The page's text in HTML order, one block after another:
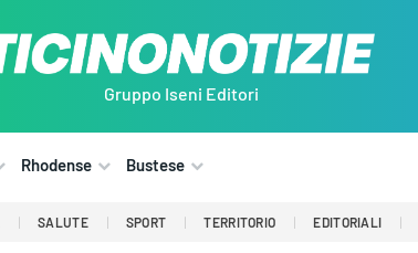
Gruppo Iseni Editori
Rhodense Bustese
SALUTE SPORT TERRITORIO EDITORIALI